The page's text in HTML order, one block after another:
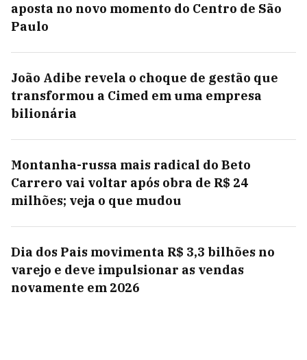
aposta no novo momento do Centro de São
Paulo
João Adibe revela o choque de gestão que
transformou a Cimed em uma empresa
bilionária
Montanha-russa mais radical do Beto
Carrero vai voltar após obra de R$ 24
milhões; veja o que mudou
Dia dos Pais movimenta R$ 3,3 bilhões no
varejo e deve impulsionar as vendas
novamente em 2026